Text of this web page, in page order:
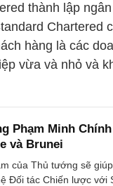
thành lập
Chartered
hàng là các
vừa và nhỏ và
Phạm Minh
và Brunei
của Thủ tướng sẽ
Đối tác Chiến lược với